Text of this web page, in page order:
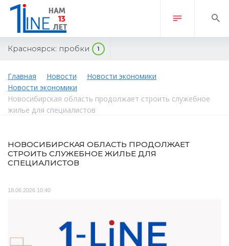
Красноярск: пробки 1
Главная Новости
Новости экономики
Новости экономики
Новосибирская область продолжает строить служебное
жилье для специалистов
НОВОСИБИРСКАЯ ОБЛАСТЬ ПРОДОЛЖАЕТ
СТРОИТЬ СЛУЖЕБНОЕ ЖИЛЬЕ ДЛЯ
СПЕЦИАЛИСТОВ
18.06.2026 10:40